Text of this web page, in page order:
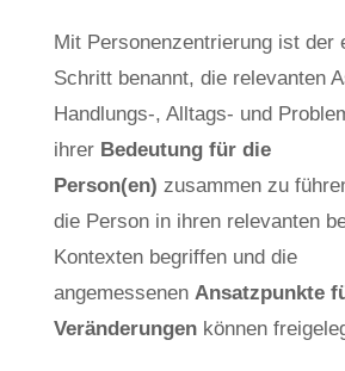
Mit Personenzentrierung ist der
Schritt benannt, die relevanten
Handlungs-, Alltags- und
ihrer Bedeutung für die
Person(en) zusammen zu
die Person in ihren relevanten
Kontexten begriffen und die
angemessenen Ansatzpunkte
Veränderungenkönnen